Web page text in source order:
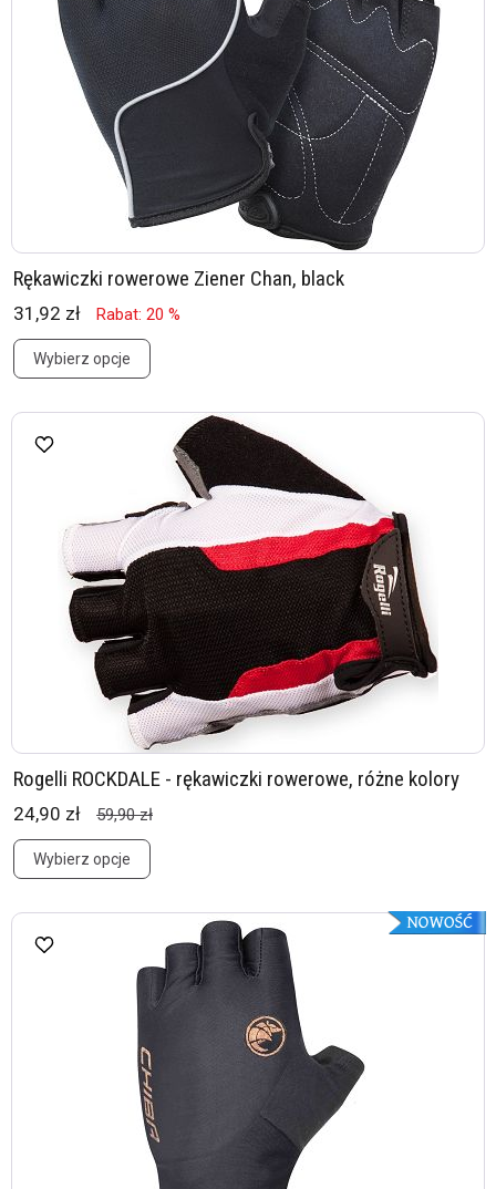
Rękawiczki rowerowe Ziener Chan, black
31,92 zł Rabat: 20 %
Wybierz opcje
Rogelli ROCKDALE - rękawiczki rowerowe, różne kolory
24,90 zł 59,90 zł
Wybierz opcje